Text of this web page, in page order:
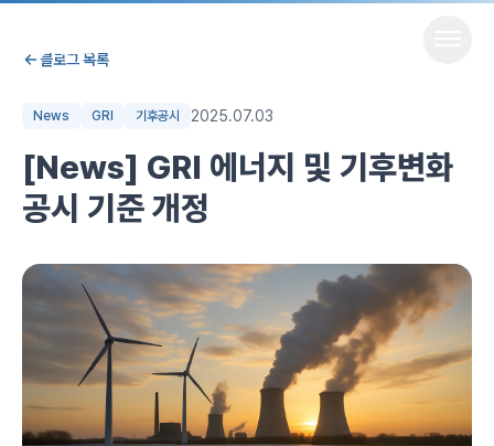
블로그 목록
News GRI 기후공시 2025.07.03
[News] GRI 에너지 및 기후변화
공시 기준 개정